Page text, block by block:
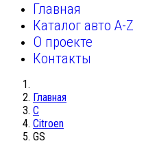
Главная
Каталог авто A-Z
О проекте
Контакты
Главная
C
Citroen
GS